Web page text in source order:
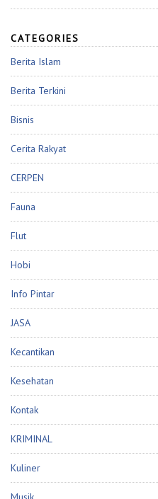
CATEGORIES
Berita Islam
Berita Terkini
Bisnis
Cerita Rakyat
CERPEN
Fauna
Flut
Hobi
Info Pintar
JASA
Kecantikan
Kesehatan
Kontak
KRIMINAL
Kuliner